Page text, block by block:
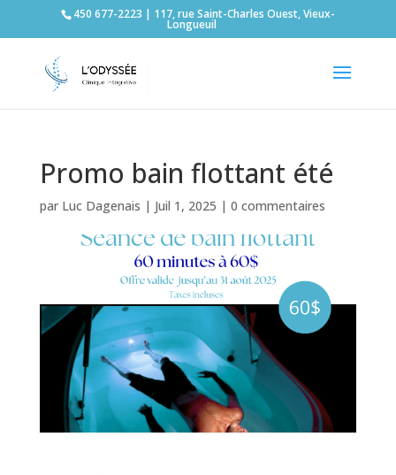
450 677-2223 | 117, rue Saint-Charles Ouest, Vieux-
Longueuil
Promo bain flottant été
par Luc Dagenais | Juil 1, 2025 | 0 commentaires